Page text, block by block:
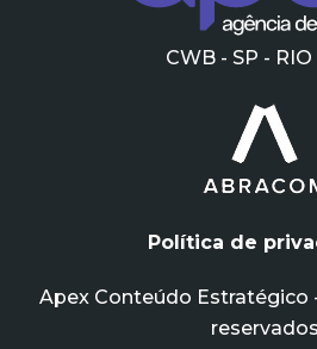
CWB - SP - RIO
Política de
Apex Conteúdo Estratégico